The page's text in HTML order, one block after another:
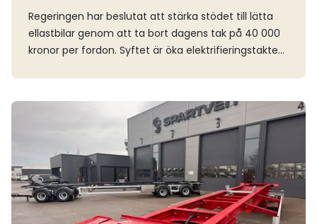
Regeringen har beslutat att stärka stödet till lätta
ellastbilar genom att ta bort dagens tak på 40 000
kronor per fordon. Syftet är öka elektrifieringstakten
med ändringen så finns det inte längre något fast
takbelopp. Stöd kan i stället ges med upp till 30
procent av den stödberättigade kostnaden, vilket är
i linje med EU:s statsstödsregler.”Stödberättigad
kostnad” definieras som den merkostnad som
uppstår när ett företag väljer en eldriven lätt lastbil i
stället för ett jämförbart fossildrivet fordon. För
större och dyrare fordon innebär förändringen
Läs mer